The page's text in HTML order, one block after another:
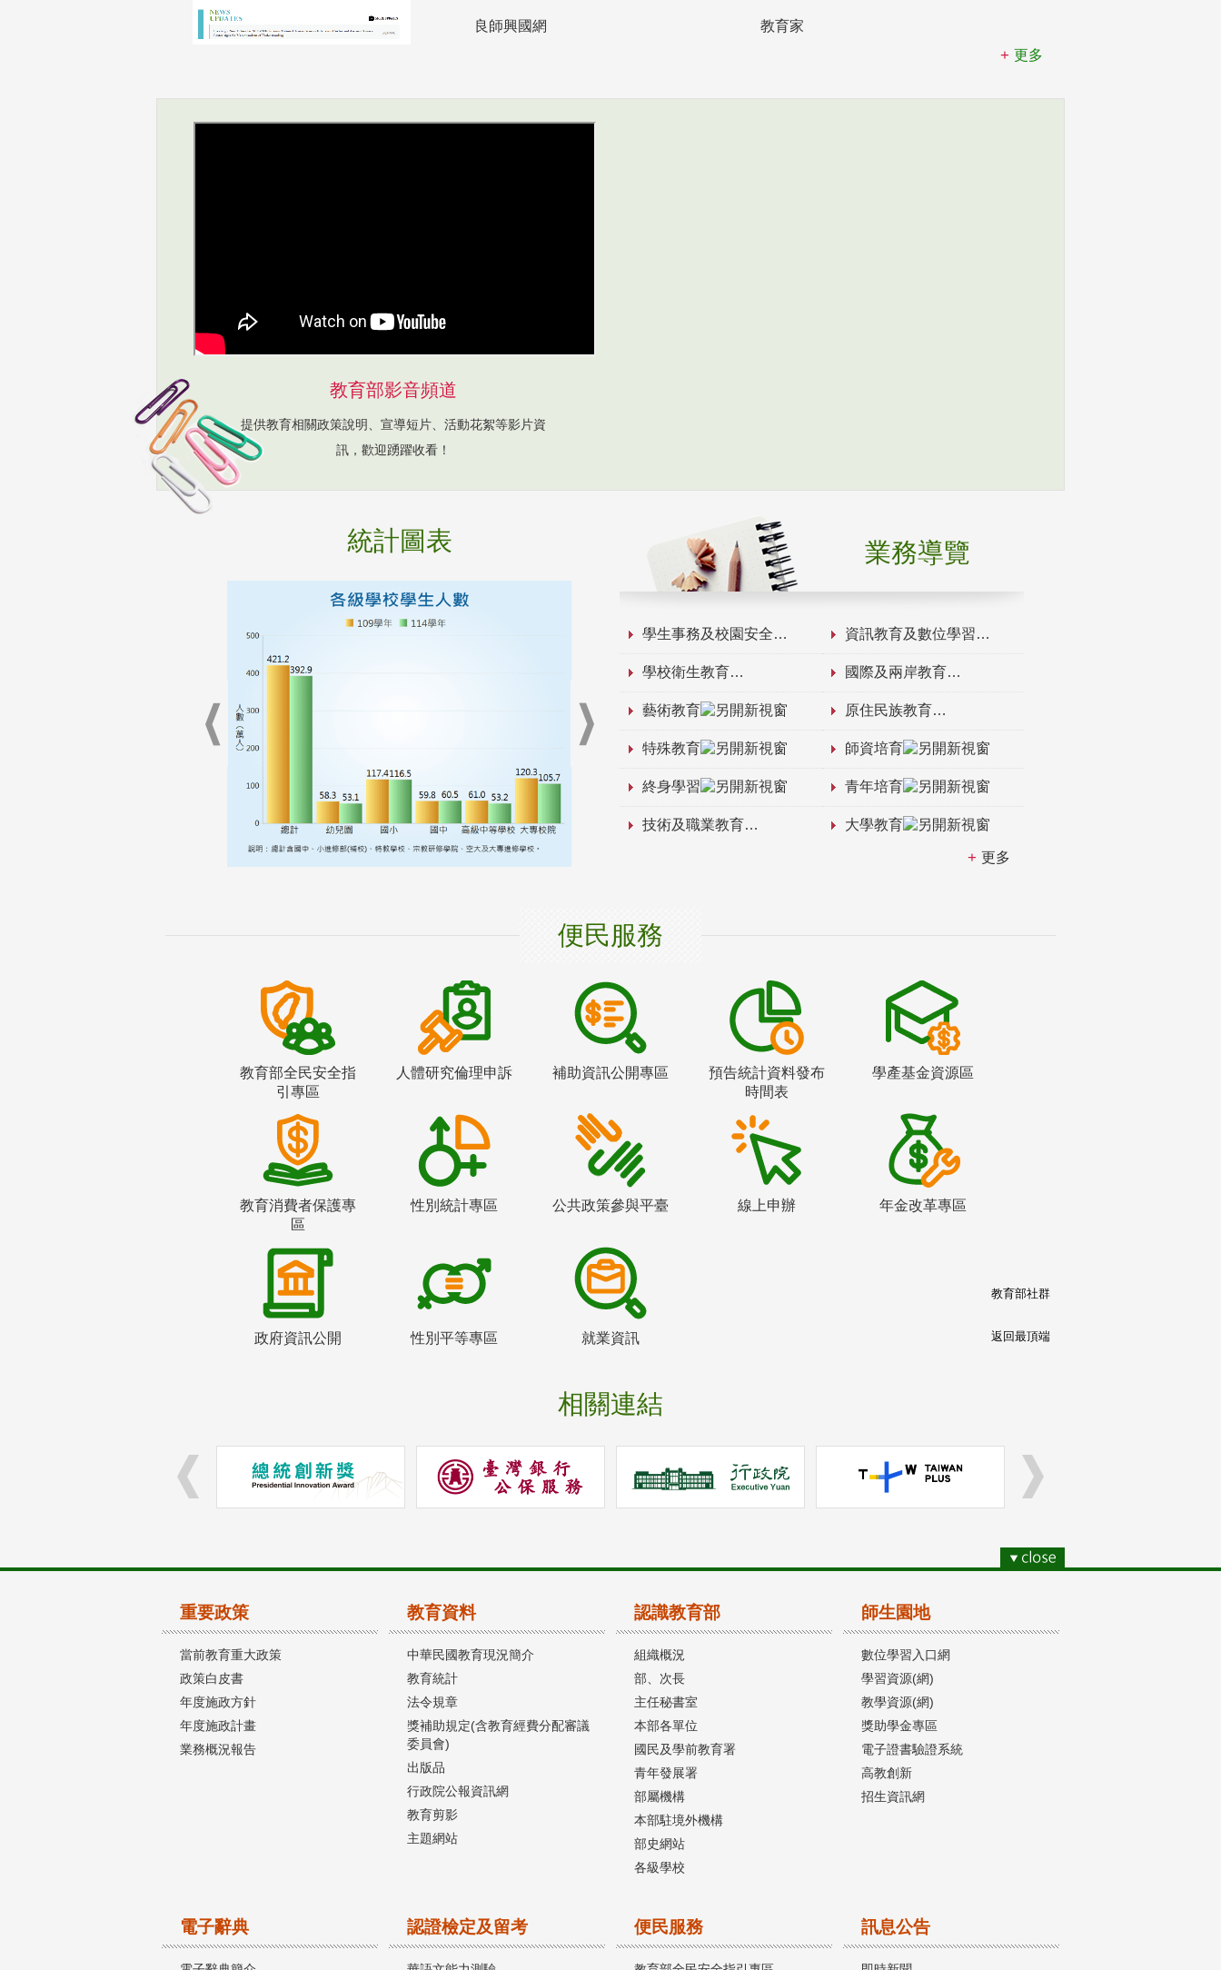
良師興國網
教育家
更多
教育部影音頻道
提供教育相關政策說明、宣導短片、活動花絮等影片資
訊，歡迎踴躍收看！
統計圖表 業務導覽
學生事務及校園安全 資訊教育及數位學習
學校衛生教育 國際及兩岸教育
藝術教育 原住民族教育
特殊教育 師資培育
終身學習 青年培育
技術及職業教育 大學教育
更多
便民服務
教育部全民安全指
引專區
人體研究倫理申訴 補助資訊公開專區
預告統計資料發布
時間表
學產基金資源區
教育消費者保護專
區
性別統計專區 公共政策參與平臺 線上申辦 年金改革專區
政府資訊公開 性別平等專區 就業資訊
相關連結
教育部社群
返回最頂端
重要政策
當前教育重大政策
政策白皮書
年度施政方針
年度施政計畫
業務概況報告
教育資料
中華民國教育現況簡介
教育統計
法令規章
獎補助規定(含教育經費分配審議
委員會)
出版品
行政院公報資訊網
教育剪影
主題網站
認識教育部
組織概況
部、次長
主任秘書室
本部各單位
國民及學前教育署
青年發展署
部屬機構
本部駐境外機構
部史網站
各級學校
師生園地
數位學習入口網
學習資源(網)
教學資源(網)
獎助學金專區
電子證書驗證系統
高教創新
招生資訊網
電子辭典 認證檢定及留考 便民服務 訊息公告